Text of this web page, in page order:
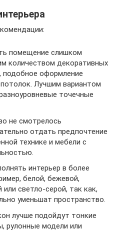
помещение слишком
количеством декоративных
подобное оформление
Лучшим вариантом
точечные
не смотрелось
отдать предпочтение
технике и мебели с
интерьер в более
белой, бежевой,
светло-серой, так как,
уменьшат пространство.
лучше подойдут тонкие
рулонные модели или